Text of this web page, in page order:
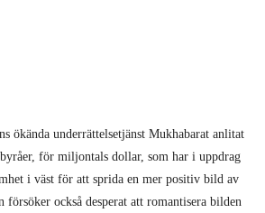
ökända underrättelsetjänst Mukhabarat anlitat
för miljontals dollar, som har i uppdrag
i väst för att sprida en mer positiv bild av
försöker också desperat att romantisera bilden